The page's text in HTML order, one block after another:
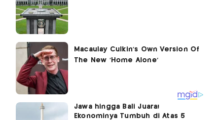
Jawa hingga Bali Juara!
Ekonominya Tumbuh di Atas 5